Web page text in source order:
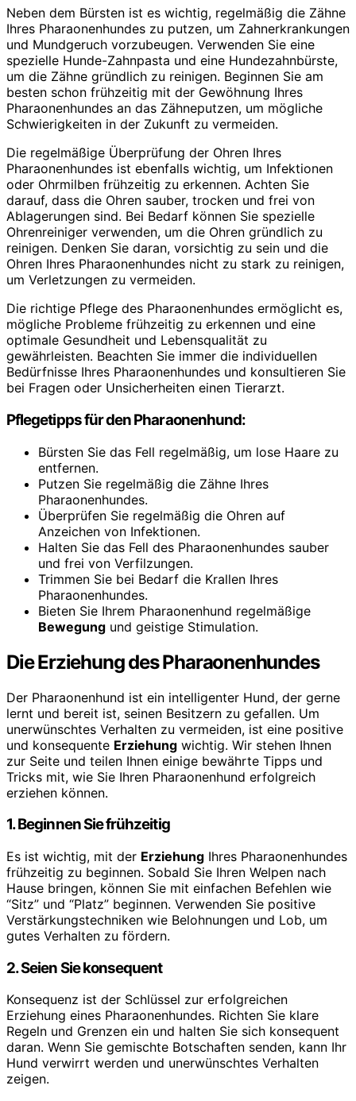
Neben dem Bürsten ist es wichtig, regelmäßig die Zähne
Ihres Pharaonenhundes zu putzen, um Zahnerkrankungen
und Mundgeruch vorzubeugen. Verwenden Sie eine
spezielle Hunde-Zahnpasta und eine Hundezahnbürste,
um die Zähne gründlich zu reinigen. Beginnen Sie am
besten schon frühzeitig mit der Gewöhnung Ihres
Pharaonenhundes an das Zähneputzen, um mögliche
Schwierigkeiten in der Zukunft zu vermeiden.
Die regelmäßige Überprüfung der Ohren Ihres
Pharaonenhundes ist ebenfalls wichtig, um Infektionen
oder Ohrmilben frühzeitig zu erkennen. Achten Sie
darauf, dass die Ohren sauber, trocken und frei von
Ablagerungen sind. Bei Bedarf können Sie spezielle
Ohrenreiniger verwenden, um die Ohren gründlich zu
reinigen. Denken Sie daran, vorsichtig zu sein und die
Ohren Ihres Pharaonenhundes nicht zu stark zu reinigen,
um Verletzungen zu vermeiden.
Die richtige Pflege des Pharaonenhundes ermöglicht es,
mögliche Probleme frühzeitig zu erkennen und eine
optimale Gesundheit und Lebensqualität zu
gewährleisten. Beachten Sie immer die individuellen
Bedürfnisse Ihres Pharaonenhundes und konsultieren Sie
bei Fragen oder Unsicherheiten einen Tierarzt.
Pflegetipps für den Pharaonenhund:
Bürsten Sie das Fell regelmäßig, um lose Haare zu
entfernen.
Putzen Sie regelmäßig die Zähne Ihres
Pharaonenhundes.
Überprüfen Sie regelmäßig die Ohren auf
Anzeichen von Infektionen.
Halten Sie das Fell des Pharaonenhundes sauber
und frei von Verfilzungen.
Trimmen Sie bei Bedarf die Krallen Ihres
Pharaonenhundes.
Bieten Sie Ihrem Pharaonenhund regelmäßige
Bewegung und geistige Stimulation.
Die Erziehung des Pharaonenhundes
Der Pharaonenhund ist ein intelligenter Hund, der gerne
lernt und bereit ist, seinen Besitzern zu gefallen. Um
unerwünschtes Verhalten zu vermeiden, ist eine positive
und konsequente Erziehung wichtig. Wir stehen Ihnen
zur Seite und teilen Ihnen einige bewährte Tipps und
Tricks mit, wie Sie Ihren Pharaonenhund erfolgreich
erziehen können.
1. Beginnen Sie frühzeitig
Es ist wichtig, mit der Erziehung Ihres Pharaonenhundes
frühzeitig zu beginnen. Sobald Sie Ihren Welpen nach
Hause bringen, können Sie mit einfachen Befehlen wie
“Sitz” und “Platz” beginnen. Verwenden Sie positive
Verstärkungstechniken wie Belohnungen und Lob, um
gutes Verhalten zu fördern.
2. Seien Sie konsequent
Konsequenz ist der Schlüssel zur erfolgreichen
Erziehung eines Pharaonenhundes. Richten Sie klare
Regeln und Grenzen ein und halten Sie sich konsequent
daran. Wenn Sie gemischte Botschaften senden, kann Ihr
Hund verwirrt werden und unerwünschtes Verhalten
zeigen.